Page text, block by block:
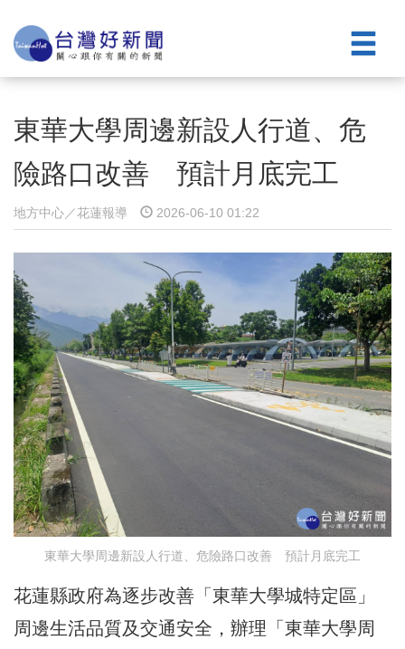
東華大學周邊新設人行道、危
險路口改善 預計月底完工
地方中心／花蓮報導 2026-06-10 01:22
東華大學周邊新設人行道、危險路口改善 預計月底完工
花蓮縣政府為逐步改善「東華大學城特定區」
周邊生活品質及交通安全，辦理「東華大學周